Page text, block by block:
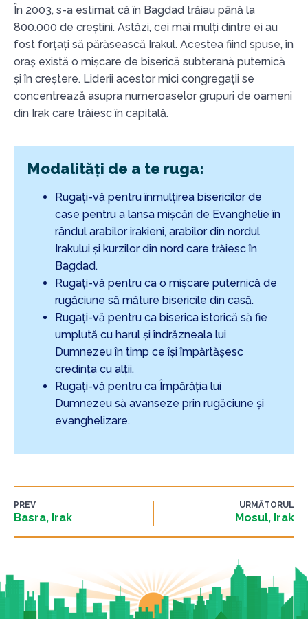
În 2003, s-a estimat că în Bagdad trăiau până la
800.000 de creștini. Astăzi, cei mai mulți dintre ei au
fost forțați să părăsească Irakul. Acestea fiind spuse, în
oraș există o mișcare de biserică subterană puternică
și în creștere. Liderii acestor mici congregații se
concentrează asupra numeroaselor grupuri de oameni
din Irak care trăiesc în capitală.
Modalități de a te ruga:
Rugați-vă pentru înmulțirea bisericilor de
case pentru a lansa mișcări de Evanghelie în
rândul arabilor irakieni, arabilor din nordul
Irakului și kurzilor din nord care trăiesc în
Bagdad.
Rugați-vă pentru ca o mișcare puternică de
rugăciune să măture bisericile din casă.
Rugați-vă pentru ca biserica istorică să fie
umplută cu harul și îndrăzneala lui
Dumnezeu în timp ce își împărtășesc
credința cu alții.
Rugați-vă pentru ca Împărăția lui
Dumnezeu să avanseze prin rugăciune și
evanghelizare.
PREV
Basra, Irak
URMĂTORUL
Mosul, Irak